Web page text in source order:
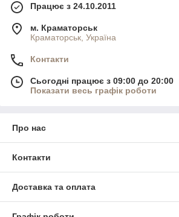
Працює з 24.10.2011
м. Краматорськ
Краматорськ, Україна
Контакти
Сьогодні працює з 09:00 до 20:00
Показати весь графік роботи
Про нас
Контакти
Доставка та оплата